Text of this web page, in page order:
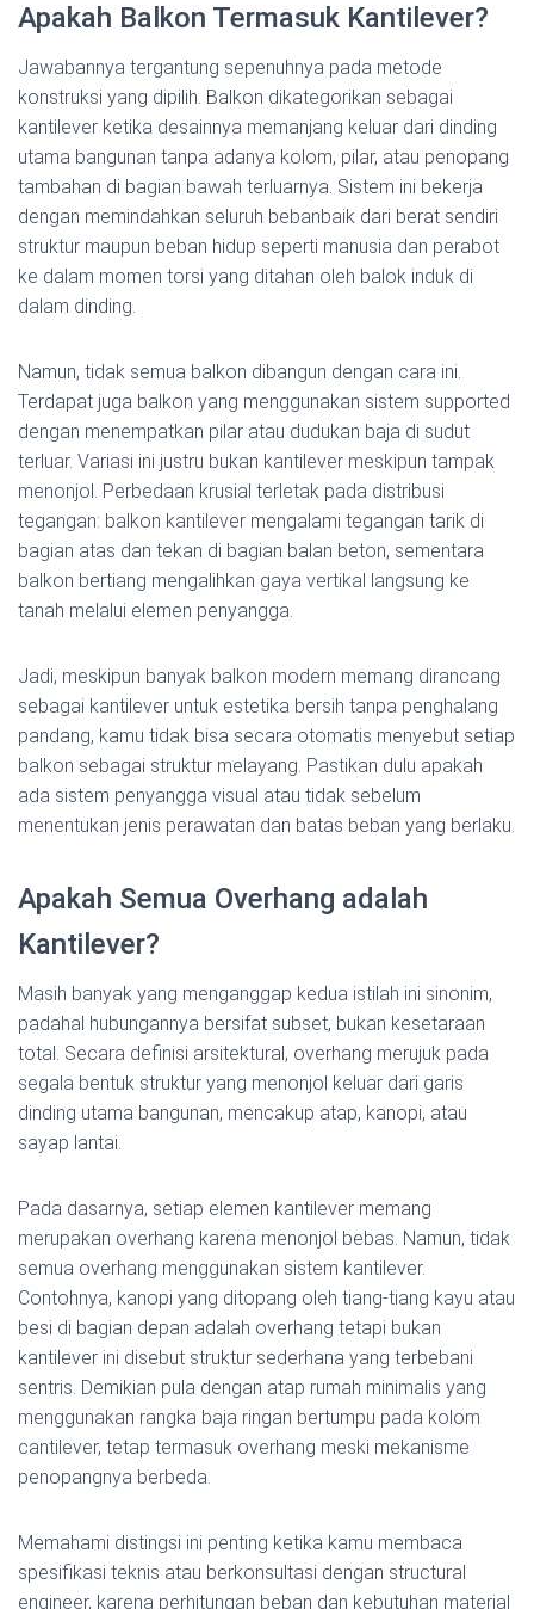
Apakah Balkon Termasuk Kantilever?
Jawabannya tergantung sepenuhnya pada metode
konstruksi yang dipilih. Balkon dikategorikan sebagai
kantilever ketika desainnya memanjang keluar dari dinding
utama bangunan tanpa adanya kolom, pilar, atau penopang
tambahan di bagian bawah terluarnya. Sistem ini bekerja
dengan memindahkan seluruh bebanbaik dari berat sendiri
struktur maupun beban hidup seperti manusia dan perabot
ke dalam momen torsi yang ditahan oleh balok induk di
dalam dinding.
Namun, tidak semua balkon dibangun dengan cara ini.
Terdapat juga balkon yang menggunakan sistem supported
dengan menempatkan pilar atau dudukan baja di sudut
terluar. Variasi ini justru bukan kantilever meskipun tampak
menonjol. Perbedaan krusial terletak pada distribusi
tegangan: balkon kantilever mengalami tegangan tarik di
bagian atas dan tekan di bagian balan beton, sementara
balkon bertiang mengalihkan gaya vertikal langsung ke
tanah melalui elemen penyangga.
Jadi, meskipun banyak balkon modern memang dirancang
sebagai kantilever untuk estetika bersih tanpa penghalang
pandang, kamu tidak bisa secara otomatis menyebut setiap
balkon sebagai struktur melayang. Pastikan dulu apakah
ada sistem penyangga visual atau tidak sebelum
menentukan jenis perawatan dan batas beban yang berlaku.
Apakah Semua Overhang adalah
Kantilever?
Masih banyak yang menganggap kedua istilah ini sinonim,
padahal hubungannya bersifat subset, bukan kesetaraan
total. Secara definisi arsitektural, overhang merujuk pada
segala bentuk struktur yang menonjol keluar dari garis
dinding utama bangunan, mencakup atap, kanopi, atau
sayap lantai.
Pada dasarnya, setiap elemen kantilever memang
merupakan overhang karena menonjol bebas. Namun, tidak
semua overhang menggunakan sistem kantilever.
Contohnya, kanopi yang ditopang oleh tiang-tiang kayu atau
besi di bagian depan adalah overhang tetapi bukan
kantilever ini disebut struktur sederhana yang terbebani
sentris. Demikian pula dengan atap rumah minimalis yang
menggunakan rangka baja ringan bertumpu pada kolom
cantilever, tetap termasuk overhang meski mekanisme
penopangnya berbeda.
Memahami distingsi ini penting ketika kamu membaca
spesifikasi teknis atau berkonsultasi dengan structural
engineer, karena perhitungan beban dan kebutuhan material